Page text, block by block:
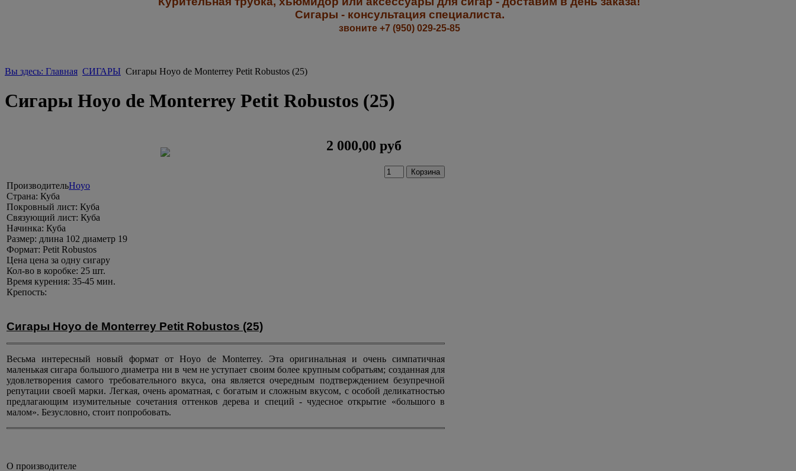
Сигары - консультация специалиста.
звоните +7 (950) 029-25-85
Вы здесь: Главная СИГАРЫ Сигары Hoyo de Monterrey Petit Robustos (25)
Сигары Hoyo de Monterrey Petit Robustos (25)
2 000,00 руб
ПроизводительHoyo
Страна: Куба
Покровный лист: Куба
Связующий лист: Куба
Начинка: Куба
Размер: длина 102 диаметр 19
Формат: Petit Robustos
Цена цена за одну сигару
Кол-во в коробке: 25 шт.
Время курения: 35-45 мин.
Крепость:
Сигары Hoyo de Monterrey Petit Robustos (25)
Весьма интересный новый формат от Hoyo de Monterrey. Эта оригинальная и очень симпатичная
маленькая сигара большого диаметра ни в чем не уступает своим более крупным собратьям; созданная для
удовлетворения самого требовательного вкуса, она является очередным подтверждением безупречной
репутации своей марки. Легкая, очень ароматная, с богатым и сложным вкусом, с особой деликатностью
предлагающим изумительные сочетания оттенков дерева и специй - чудесное открытие «большого в
малом». Безусловно, стоит попробовать.
О производителе